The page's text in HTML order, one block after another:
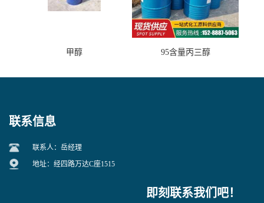
甲醇 95含量丙三醇
联系信息
联系人：岳经理
地址：经四路万达C座1515
即刻联系我们吧！